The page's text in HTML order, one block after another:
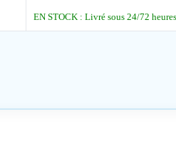
EN STOCK : Livré sous 24/72